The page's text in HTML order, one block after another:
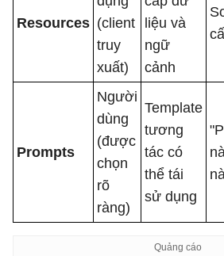
Resources (client
truy
xuất)
liệu và
ngữ
cảnh
Prompts
Người
dùng
(được
chọn
rõ
ràng)
Template
tương
tác có
thể tái
sử dụng